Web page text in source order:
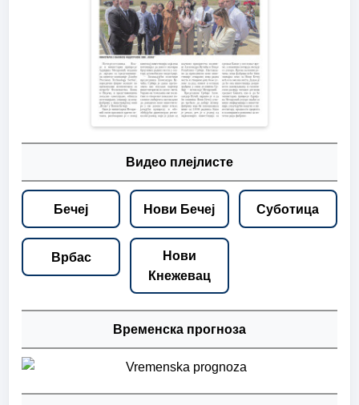
Видео плејлисте
Бечеј Нови Бечеј Суботица
Врбас
Нови
Кнежевац
Временска прогноза